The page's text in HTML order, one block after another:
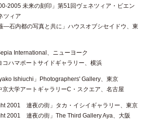
2005 未来の刻印」第51回ヴェネツィア・ビエン
ツィア
—石内都の写真と共に」ハウスオブシセイドウ、東
International、ニューヨーク
コハマポートサイドギャラリー、横浜
Ishiuchi」Photographers' Gallery、東京
京大学アートギャラリーC・スクエア、名古屋
2001 連夜の街」タカ・イシイギャラリー、東京
2001 連夜の街」The Third Gallery Aya、大阪